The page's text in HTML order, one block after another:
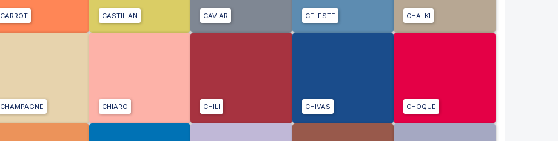
CARROT CASTILIAN CAVIAR CELESTE CHALKI
CHAMPAGNE CHIARO CHILI CHIVAS CHOQUE